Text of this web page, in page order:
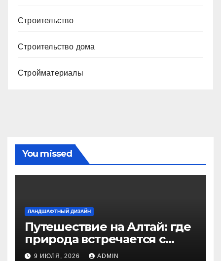
Строительство
Строительство дома
Стройматериалы
You missed
ЛАНДШАФТНЫЙ ДИЗАЙН
Путешествие на Алтай: где
природа встречается с
духом приключений
9 ИЮЛЯ, 2026 ADMIN